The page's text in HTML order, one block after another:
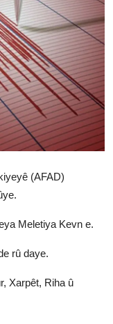
(AFAD)
Meletiya Kevn e.
rû daye.
Xarpêt, Riha û